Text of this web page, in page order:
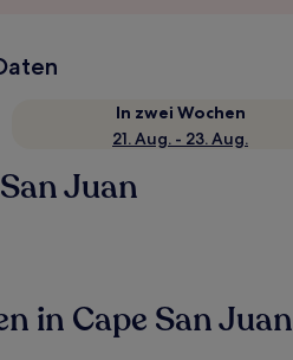
In zwei Wochen
21. Aug. - 23. Aug.
Juan
in Cape San Juan